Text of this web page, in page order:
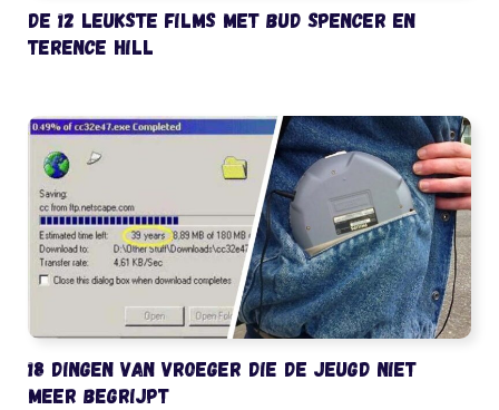
De 12 leukste films met Bud Spencer en
Terence Hill
18 dingen van vroeger die de jeugd niet
meer begrijpt